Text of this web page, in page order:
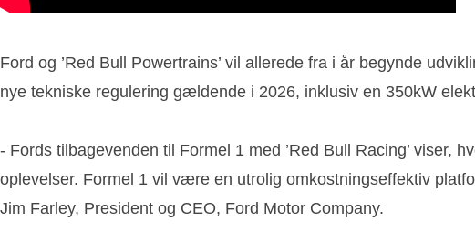
Ford og ’Red Bull Powertrains’ vil allerede fra i år begynde
nye tekniske regulering gældende i 2026, inklusiv en 350kW
- Fords tilbagevenden til Formel 1 med ’Red Bull Racing’ viser,
oplevelser. Formel 1 vil være en utrolig omkostningseffektiv
Jim Farley, President og CEO, Ford Motor Company.